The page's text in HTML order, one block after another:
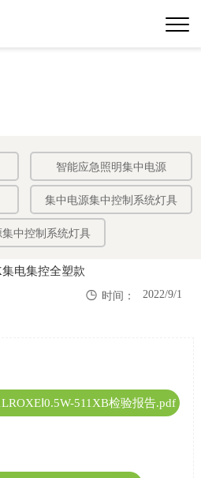
智能应急照明集中电源
集中电源集中控制系统灯具
集中控制系统灯具
集电集控全塑款
 时间： 2022/9/1
511XB检验报告.pdf